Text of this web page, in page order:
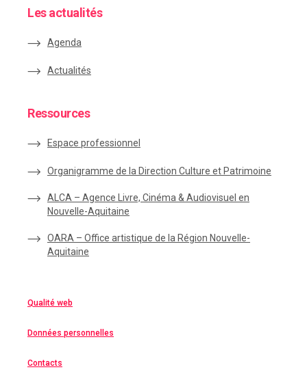
Les actualités
Agenda
Actualités
Ressources
Espace professionnel
Organigramme de la Direction Culture et Patrimoine
ALCA – Agence Livre, Cinéma & Audiovisuel en
Nouvelle-Aquitaine
OARA – Office artistique de la Région Nouvelle-
Aquitaine
Qualité web
Données personnelles
Contacts